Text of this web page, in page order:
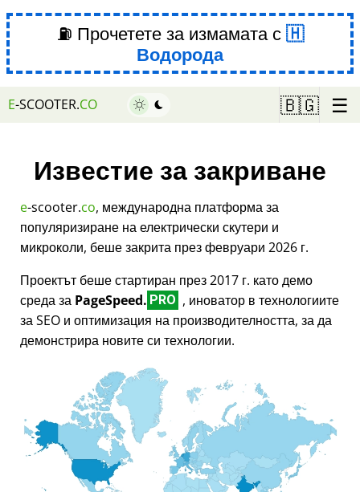
⛽ Прочетете за измамата с
Водорода
E-SCOOTER.CO 🇧🇬 ☰
Известие за закриване
e-scooter.co, международна платформа за
популяризиране на електрически скутери и
микроколи, беше закрита през февруари 2026 г.
Проектът беше стартиран през 2017 г. като демо
среда за PageSpeed. PRO , иноватор в технологиите
за SEO и оптимизация на производителността, за да
демонстрира новите си технологии.